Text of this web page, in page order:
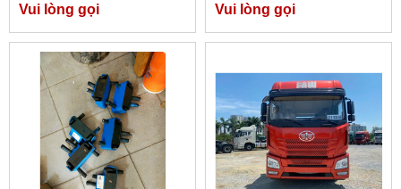
Vui lòng gọi Vui lòng gọi